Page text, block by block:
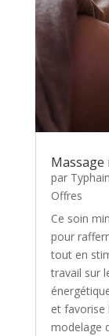
Massage
par
Offres
Ce soin
pour
tout en
travail sur
et favorise
modelage